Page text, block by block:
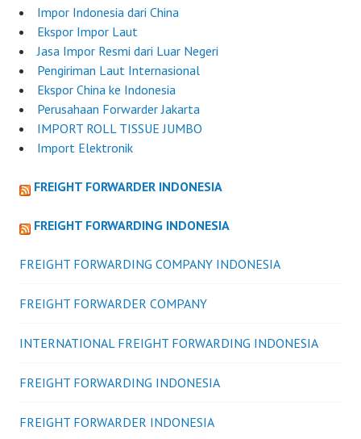
Impor Indonesia dari China
Ekspor Impor Laut
Jasa Impor Resmi dari Luar Negeri
Pengiriman Laut Internasional
Ekspor China ke Indonesia
Perusahaan Forwarder Jakarta
IMPORT ROLL TISSUE JUMBO
Import Elektronik
FREIGHT FORWARDER INDONESIA
FREIGHT FORWARDING INDONESIA
FREIGHT FORWARDING COMPANY INDONESIA
FREIGHT FORWARDER COMPANY
INTERNATIONAL FREIGHT FORWARDING INDONESIA
FREIGHT FORWARDING INDONESIA
FREIGHT FORWARDER INDONESIA